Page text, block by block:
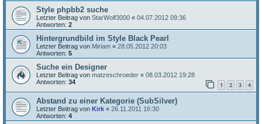
Style phpbb2 suche
Letzter Beitrag von StarWolf3000 « 04.07.2012 09:36
Antworten: 2
Hintergrundbild im Style Black Pearl
Letzter Beitrag von Miriam « 28.05.2012 20:03
Antworten: 5
Suche ein Designer
Letzter Beitrag von matzeschroeder « 08.03.2012 19:28
Antworten: 34 1 2 3 4
Abstand zu einer Kategorie (SubSilver)
Letzter Beitrag von Kirk « 26.11.2011 16:30
Antworten: 4